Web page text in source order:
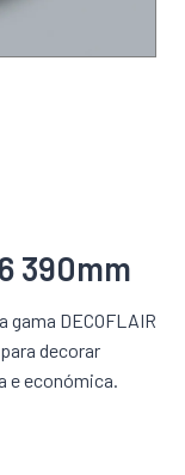
390mm
DECOFLAIR
decorar
e económica.